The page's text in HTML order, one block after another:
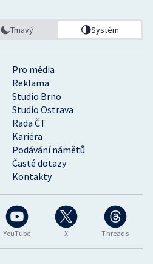
YouTube X Threads
Pro média
Reklama
Studio Brno
Studio Ostrava
Rada ČT
Kariéra
Podávání námětů
Časté dotazy
Kontakty
Tmavý Systém